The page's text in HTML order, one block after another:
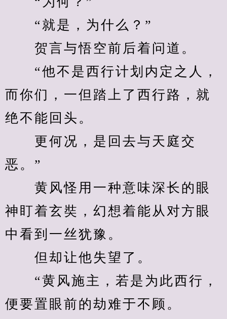
“就是，为什么？”
贺言与悟空前后着问道。
“他不是西行计划内定之人，
而你们，一但踏上了西行路，就
绝不能回头。
更何况，是回去与天庭交
恶。”
黄风怪用一种意味深长的眼
神盯着玄奘，幻想着能从对方眼
中看到一丝犹豫。
但却让他失望了。
“黄风施主，若是为此西行，
便要置眼前的劫难于不顾。